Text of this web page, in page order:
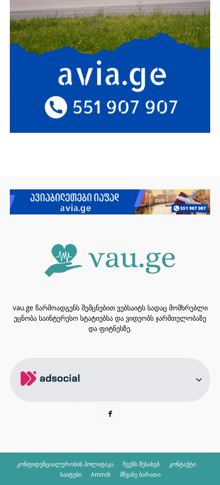
vau.ge წარმოადგენს შემცნებით ვებსაიტს სადაც მომხრებლი
ეცნობა საინტერესო სტატიებსა და ვიდეობს ჯარმთელობაზე
და ფიტნესზე.
კონფიდენციალურობის პოლიტიკა ჩვენს შესახებ
კონტაქტი
საიტები
Amindi მწვანე ბარათი